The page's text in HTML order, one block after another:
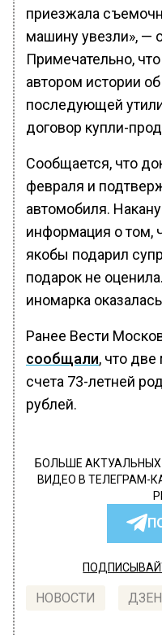
приезжала
машину увезли», —
Примечательно,
автором истории
последующей
договор купли-
Сообщается, что
февраля и
автомобиля.
информация о том,
якобы подарил
подарок не
иномарка
Ранее Вести
сообщали, что
счета 73-летней
рублей.
БОЛЬШЕ
ВИДЕО В ТЕЛЕГРАМ-
НОВОСТИ ДЗЕН